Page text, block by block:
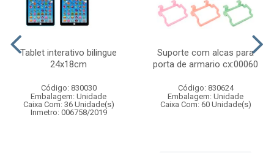
Tablet interativo bilingue
24x18cm
Código: 830030
Embalagem: Unidade
Caixa Com: 36 Unidade(s)
Inmetro: 006758/2019
Suporte com alcas para
porta de armario cx:00060
Código: 830624
Embalagem: Unidade
Caixa Com: 60 Unidade(s)